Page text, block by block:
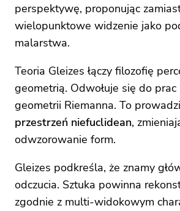
perspektywę, proponując
wielopunktowe widzenie jako
malarstwa.
Teoria Gleizes łączy filozofię
geometrią. Odwołuje się do prac
geometrii Riemanna. To
przestrzeń niefuclidean,
odwzorowanie form.
Gleizes podkreśla, że znamy
odczucia. Sztuka powinna
zgodnie z multi-widokowym